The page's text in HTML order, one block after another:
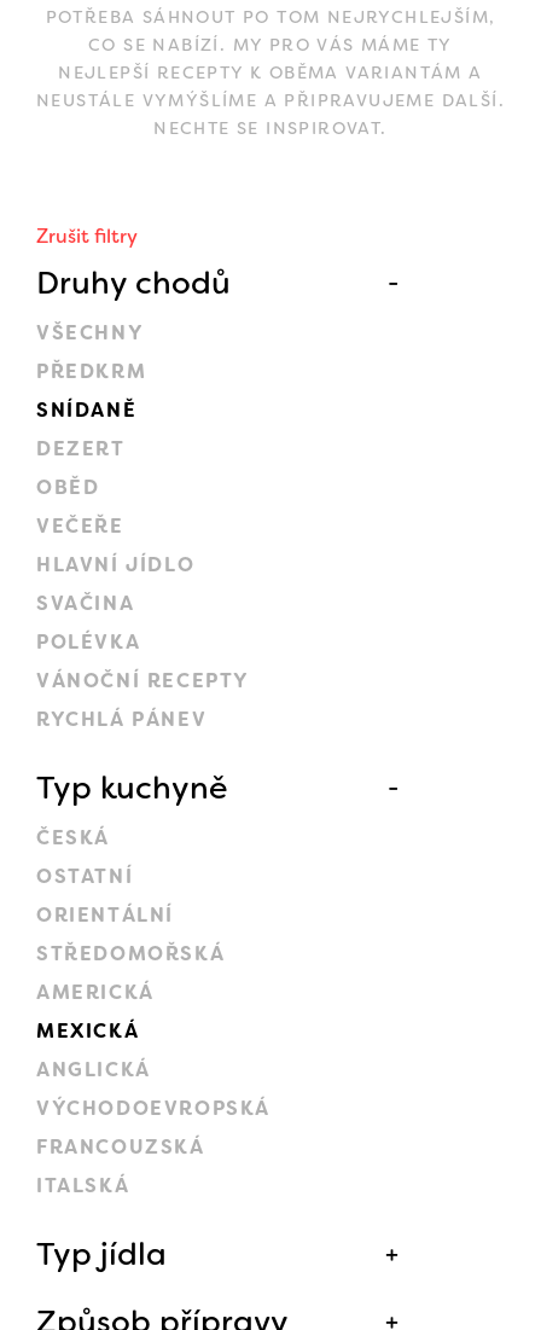
Zrušit filtry
Druhy chodů
VŠECHNY
PŘEDKRM
SNÍDANĚ
DEZERT
OBĚD
VEČEŘE
HLAVNÍ JÍDLO
SVAČINA
POLÉVKA
VÁNOČNÍ RECEPTY
RYCHLÁ PÁNEV
Typ kuchyně
ČESKÁ
OSTATNÍ
ORIENTÁLNÍ
STŘEDOMOŘSKÁ
AMERICKÁ
MEXICKÁ
ANGLICKÁ
VÝCHODOEVROPSKÁ
FRANCOUZSKÁ
ITALSKÁ
Typ jídla
Způsob přípravy
POTŘEBA SÁHNOUT PO TOM NEJRYCHLEJŠÍM,
CO SE NABÍZÍ. MY PRO VÁS MÁME TY
NEJLEPŠÍ RECEPTY K OBĚMA VARIANTÁM A
NEUSTÁLE VYMÝŠLÍME A PŘIPRAVUJEME DALŠÍ.
NECHTE SE INSPIROVAT.